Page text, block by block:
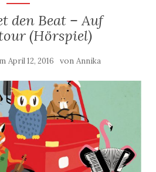
den Beat – Auf
(Hörspiel)
April 12, 2016 von Annika